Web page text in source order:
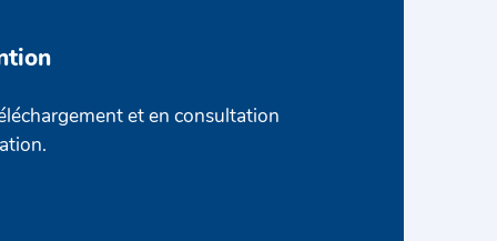
et en consultation